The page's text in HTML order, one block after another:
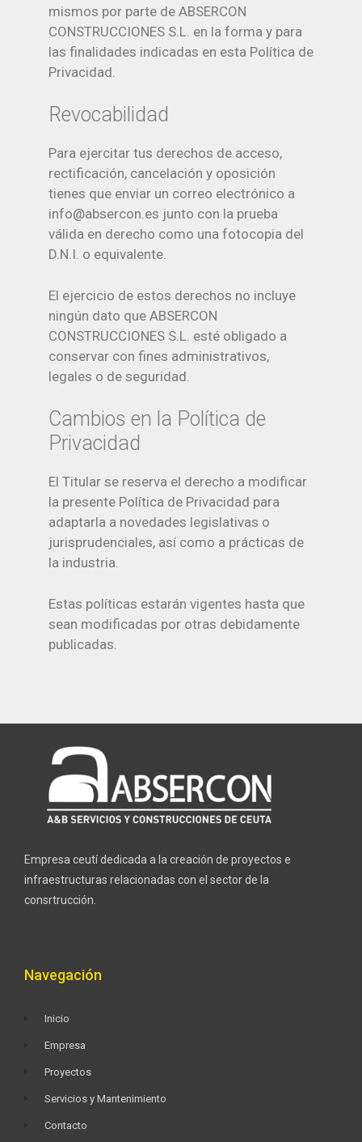
mismos por parte de ABSERCON
CONSTRUCCIONES S.L. en la forma y para
las finalidades indicadas en esta Política de
Privacidad.
Revocabilidad
Para ejercitar tus derechos de acceso,
rectificación, cancelación y oposición
tienes que enviar un correo electrónico a
info@absercon.es junto con la prueba
válida en derecho como una fotocopia del
D.N.I. o equivalente.
El ejercicio de estos derechos no incluye
ningún dato que ABSERCON
CONSTRUCCIONES S.L. esté obligado a
conservar con fines administrativos,
legales o de seguridad.
Cambios en la Política de
Privacidad
El Titular se reserva el derecho a modificar
la presente Política de Privacidad para
adaptarla a novedades legislativas o
jurisprudenciales, así como a prácticas de
la industria.
Estas políticas estarán vigentes hasta que
sean modificadas por otras debidamente
publicadas.
Empresa ceutí dedicada a la creación de proyectos e
infraestructuras relacionadas con el sector de la
consrtrucción.
Navegación
Inicio
Empresa
Proyectos
Servicios y Mantenimiento
Contacto